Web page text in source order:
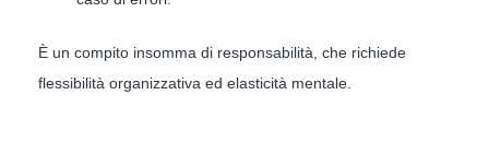
È un compito insomma di responsabilità, che richiede
flessibilità organizzativa ed elasticità mentale.